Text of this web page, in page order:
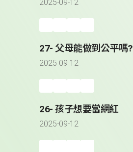
2025-09-12
27- 父母能做到公平嗎?
2025-09-12
26- 孩子想要當網紅
2025-09-12